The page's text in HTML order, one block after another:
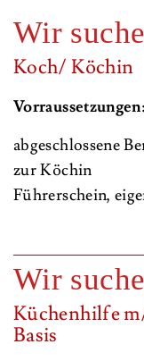
Wir
Koch/ Köchin
Vorraussetzungen:
abgeschlossene
zur Köchin
Führerschein,
Wir
Küchenhilfe
Basis